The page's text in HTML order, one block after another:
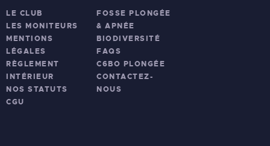
LE CLUB
LES MONITEURS
MENTIONS
LÉGALES
RÈGLEMENT
INTÉRIEUR
NOS STATUTS
CGU
FOSSE PLONGÉE
& APNÉE
BIODIVERSITÉ
FAQS
C6BO PLONGÉE
CONTACTEZ-
NOUS